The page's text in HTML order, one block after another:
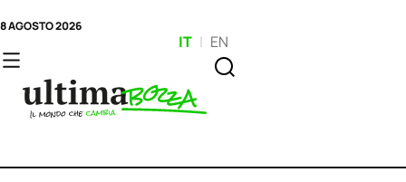
8 AGOSTO 2026
IT | EN